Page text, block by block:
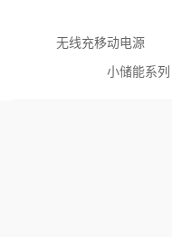
无线充移动电源
小储能系列